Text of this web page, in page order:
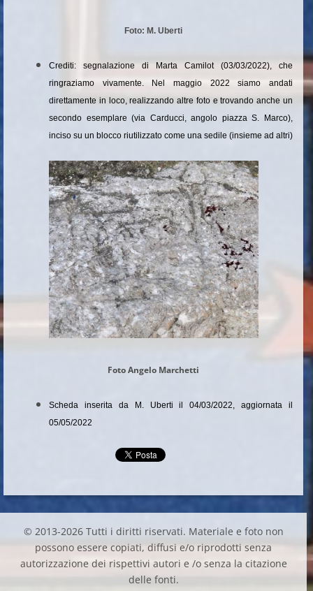
Foto: M. Uberti
Crediti: segnalazione di Marta Camilot (03/03/2022), che
ringraziamo vivamente. Nel maggio 2022 siamo andati
direttamente in loco, realizzando altre foto e trovando anche un
secondo esemplare (via Carducci, angolo piazza S. Marco),
inciso su un blocco riutilizzato come una sedile (insieme ad altri)
Foto Angelo Marchetti
Scheda inserita da M. Uberti il 04/03/2022, aggiornata il
05/05/2022
© 2013-2026 Tutti i diritti riservati. Materiale e foto non
possono essere copiati, diffusi e/o riprodotti senza
autorizzazione dei rispettivi autori e /o senza la citazione
delle fonti.